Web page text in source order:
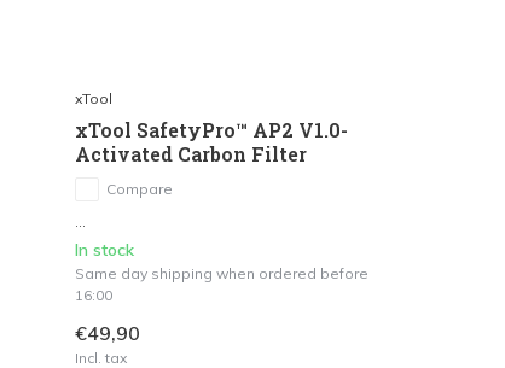
xTool
xTool SafetyPro™ AP2 V1.0-
Activated Carbon Filter
Compare
In stock
Same day shipping when ordered before
16:00
€49,90
Incl. tax